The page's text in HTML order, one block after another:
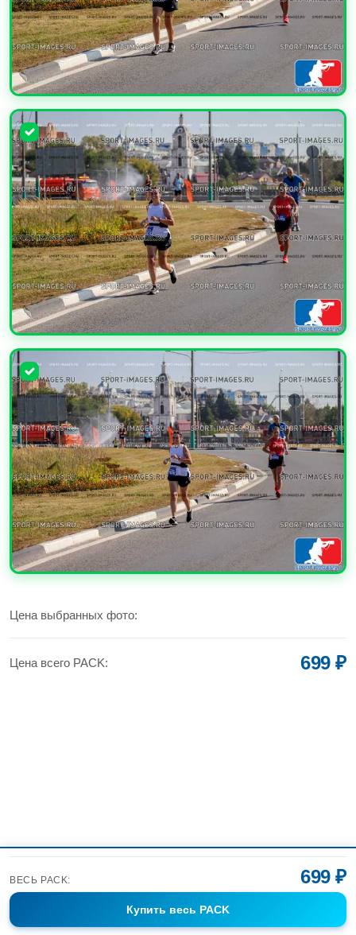
ВЕСЬ PACK: 699 ₽
Купить весь PACK
УВЕЛИЧИТЬ
УВЕЛИЧИТЬ
Цена выбранных фото:
Цена всего PACK: 699 ₽